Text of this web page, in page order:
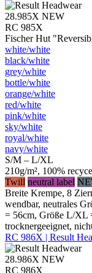
28.985X NEW
RC 985X
Fischer Hut
white/​white
black/​white
grey/​white
bottle/​white
orange/​white
red/​white
pink/​white
sky/​white
royal/​white
navy/​white
S/M – L/XL
210g/m², 100%
Twill neutral label
Breite Krempe, 8
wendbar, neutrales
= 56cm, Größe L/XL
trocknergeeignet,
RC 986X | Result
28.986X NEW
RC 986X